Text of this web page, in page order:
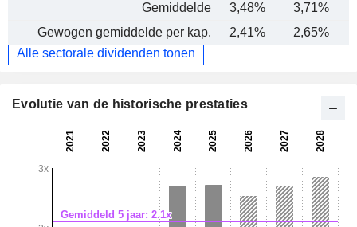
Gemiddelde
3,48% 3,71%
Gewogen gemiddelde per kap.
2,41% 2,65%
Alle sectorale dividenden tonen
Evolutie van de historische prestaties